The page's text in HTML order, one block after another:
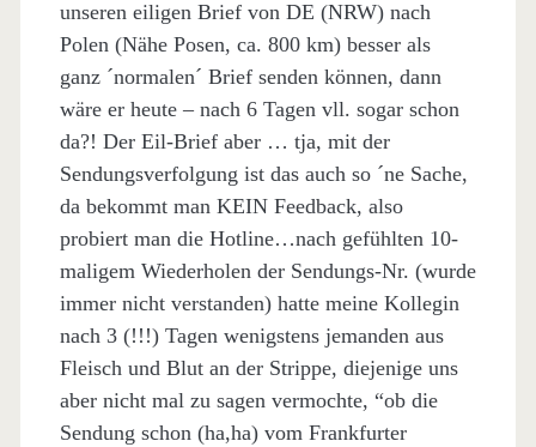
unseren eiligen Brief von DE (NRW) nach
Polen (Nähe Posen, ca. 800 km) besser als
ganz ´normalen´ Brief senden können, dann
wäre er heute – nach 6 Tagen vll. sogar schon
da?! Der Eil-Brief aber … tja, mit der
Sendungsverfolgung ist das auch so ´ne Sache,
da bekommt man KEIN Feedback, also
probiert man die Hotline…nach gefühlten 10-
maligem Wiederholen der Sendungs-Nr. (wurde
immer nicht verstanden) hatte meine Kollegin
nach 3 (!!!) Tagen wenigstens jemanden aus
Fleisch und Blut an der Strippe, diejenige uns
aber nicht mal zu sagen vermochte, “ob die
Sendung schon (ha,ha) vom Frankfurter